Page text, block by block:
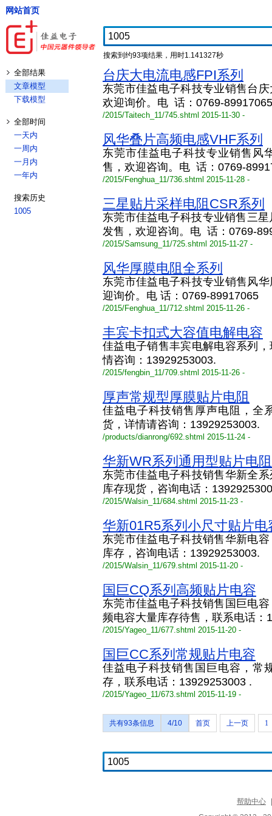
网站首页
搜索到约93项结果，用时1.141327秒
全部结果
文章模型
下载模型
全部时间
一天内
一周内
一月内
一年内
搜索历史
1005
台庆大电流电感FPI系列
东莞市佳益电子科技专业销售台
欢迎询价。电 话：0769-89917065
/2015/Taitech_11/745.shtml 2015-11-30 -
风华叠片高频电感VHF系列
东莞市佳益电子科技专业销售风
售，欢迎咨询。电 话：0769-
/2015/Fenghua_11/736.shtml 2015-11-28 -
三星贴片采样电阻CSR系列
东莞市佳益电子科技专业销售三
发售，欢迎咨询。电 话：0769-
/2015/Samsung_11/725.shtml 2015-11-27 -
风华厚膜电阻全系列
东莞市佳益电子科技专业销售风
迎询价。电 话：0769-89917065
/2015/Fenghua_11/712.shtml 2015-11-26 -
丰宾卡扣式大容值电解电容
佳益电子销售丰宾电解电容系列
情咨询：13929253003.
/2015/fengbin_11/709.shtml 2015-11-26 -
厚声常规型厚膜贴片电阻
佳益电子科技销售厚声电阻，全
货，详情请咨询：13929253003.
/products/dianrong/692.shtml 2015-11-24 -
华新WR系列通用型贴片电阻
东莞市佳益电子科技销售华新全
库存现货，咨询电话：
/2015/Walsin_11/684.shtml 2015-11-23 -
华新01R5系列小尺寸贴片电
东莞市佳益电子科技销售华新电
库存，咨询电话：13929253003.
/2015/Walsin_11/679.shtml 2015-11-20 -
国巨CQ系列高频贴片电容
东莞市佳益电子科技销售国巨电
频电容大量库存待售，联系电话：
/2015/Yageo_11/677.shtml 2015-11-20 -
国巨CC系列常规贴片电容
佳益电子科技销售国巨电容，常
存，联系电话：13929253003 .
/2015/Yageo_11/673.shtml 2015-11-19 -
共有93条信息 4/10 首页 上一页 1
帮助中心